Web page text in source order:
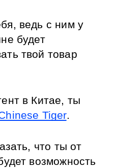
ведь с ним у
будет
твой товар
в Китае, ты
Tiger.
что ты от
возможность